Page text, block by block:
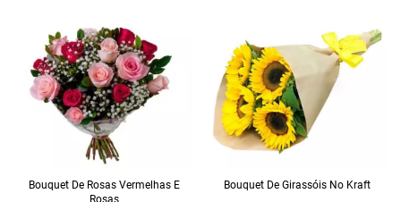
Bouquet De Rosas Vermelhas E
Rosas
Bouquet De Girassóis No Kraft